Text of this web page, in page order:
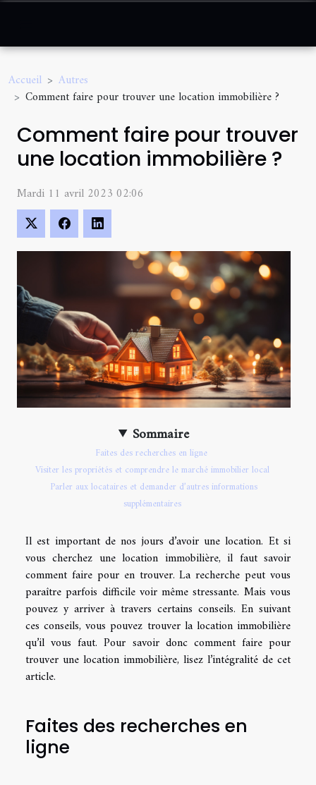
Accueil
Autres
Comment faire pour trouver une location immobilière ?
Comment faire pour trouver
une location immobilière ?
Mardi 11 avril 2023 02:06
Sommaire
Faites des recherches en ligne
Visiter les propriétés et comprendre le marché immobilier local
Parler aux locataires et demander d’autres informations
supplémentaires
Il est important de nos jours d’avoir une location. Et si
vous cherchez une location immobilière, il faut savoir
comment faire pour en trouver. La recherche peut vous
paraître parfois difficile voir même stressante. Mais vous
pouvez y arriver à travers certains conseils. En suivant
ces conseils, vous pouvez trouver la location immobilière
qu’il vous faut. Pour savoir donc comment faire pour
trouver une location immobilière, lisez l’intégralité de cet
article.
Faites des recherches en
ligne